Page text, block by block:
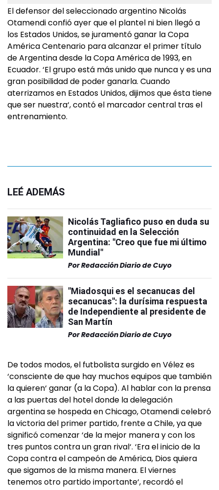
El defensor del seleccionado argentino Nicolás
Otamendi confió ayer que el plantel ni bien llegó a
los Estados Unidos, se juramentó ganar la Copa
América Centenario para alcanzar el primer título
de Argentina desde la Copa América de 1993, en
Ecuador. ‘El grupo está más unido que nunca y es una
gran posibilidad de poder ganarla. Cuando
aterrizamos en Estados Unidos, dijimos que ésta tiene
que ser nuestra‘, contó el marcador central tras el
entrenamiento.
LEÉ ADEMÁS
Nicolás Tagliafico puso en duda su
continuidad en la Selección
Argentina: "Creo que fue mi último
Mundial"
PorRedacción Diario de Cuyo
"Miadosqui es el secanucas del
secanucas": la durísima respuesta
de Independiente al presidente de
San Martín
PorRedacción Diario de Cuyo
De todos modos, el futbolista surgido en Vélez es
‘consciente de que hay muchos equipos que también
la quieren‘ ganar (a la Copa). Al hablar con la prensa
a las puertas del hotel donde la delegación
argentina se hospeda en Chicago, Otamendi celebró
la victoria del primer partido, frente a Chile, ya que
significó comenzar ‘de la mejor manera y con los
tres puntos contra un gran rival‘. ‘Era el inicio de la
Copa contra el campeón de América, Dios quiera
que sigamos de la misma manera. El viernes
tenemos otro partido importante‘, recordó el